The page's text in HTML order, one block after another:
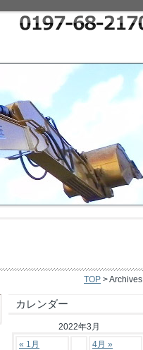
TOP > Archives
カレンダー
2022年3月
« 1月
4月 »